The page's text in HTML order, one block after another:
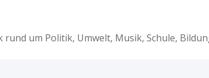
rund um Politik, Umwelt, Musik, Schule,